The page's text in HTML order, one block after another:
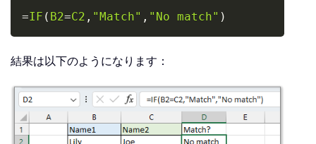
=IF ( B2=C2 , "Match" , "No match" )
結果は以下のようになります：